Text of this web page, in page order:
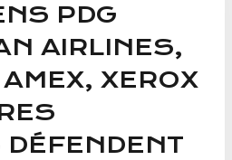
PDG
AIRLINES,
XEROX
DÉFENDENT